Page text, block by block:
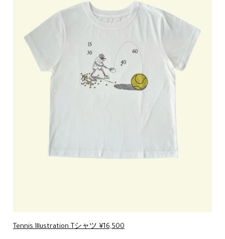
Tennis Illustration Tシャツ ¥16,500